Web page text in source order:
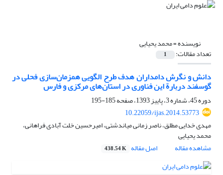
نویسنده =محمد یحیایی
تعداد مقالات: 1
دانش و نگرش دامداران هدف طرح الگویی همزمان‌سازی فحلی در
گوسفند دربارة این فناوری در استان‌های مرکزی و فارس
دوره 45، شماره 3، پاییز 1393، صفحه
185-195
10.22059/ijas.2014.53773
مهدی خدایی مطلق، ناصر زمانی میاندشتی، امیرحسین خلت آبادی فراهانی،
محمد یحیایی
مشاهده مقاله
اصل مقاله 438.54 K